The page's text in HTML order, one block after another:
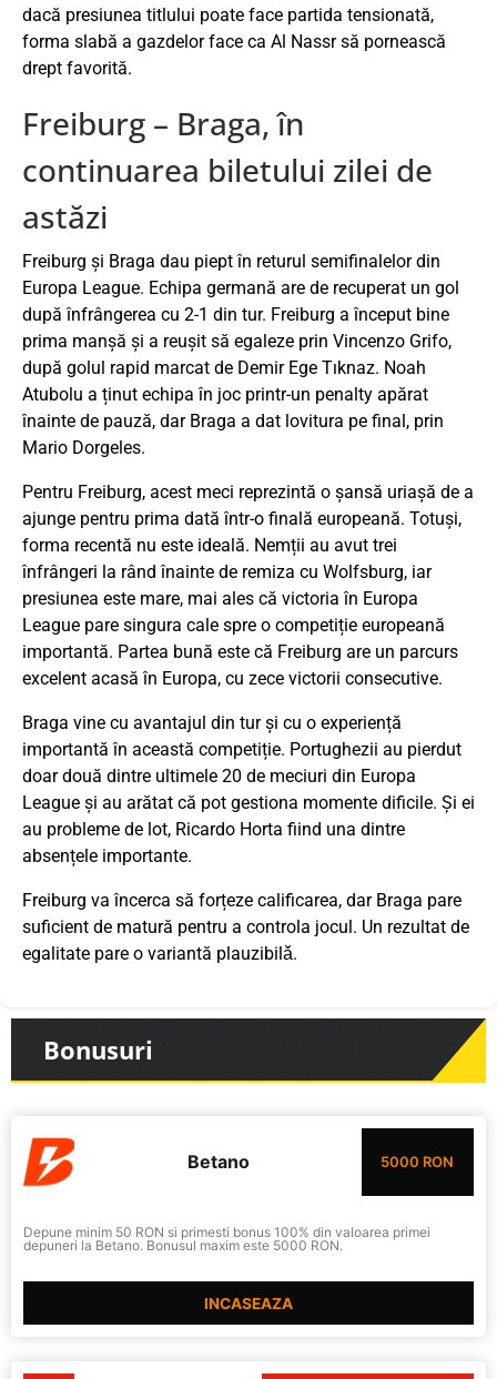
dacă presiunea titlului poate face partida tensionată,
forma slabă a gazdelor face ca Al Nassr să pornească
drept favorită.
Freiburg – Braga, în
continuarea biletului zilei de
astăzi
Freiburg şi Braga dau piept în returul semifinalelor din
Europa League. Echipa germană are de recuperat un gol
după înfrângerea cu 2-1 din tur. Freiburg a început bine
prima manșă și a reușit să egaleze prin Vincenzo Grifo,
după golul rapid marcat de Demir Ege Tıknaz. Noah
Atubolu a ținut echipa în joc printr-un penalty apărat
înainte de pauză, dar Braga a dat lovitura pe final, prin
Mario Dorgeles.
Pentru Freiburg, acest meci reprezintă o șansă uriașă de a
ajunge pentru prima dată într-o finală europeană. Totuși,
forma recentă nu este ideală. Nemții au avut trei
înfrângeri la rând înainte de remiza cu Wolfsburg, iar
presiunea este mare, mai ales că victoria în Europa
League pare singura cale spre o competiție europeană
importantă. Partea bună este că Freiburg are un parcurs
excelent acasă în Europa, cu zece victorii consecutive.
Braga vine cu avantajul din tur și cu o experiență
importantă în această competiție. Portughezii au pierdut
doar două dintre ultimele 20 de meciuri din Europa
League și au arătat că pot gestiona momente dificile. Şi ei
au probleme de lot, Ricardo Horta fiind una dintre
absențele importante.
Freiburg va încerca să forțeze calificarea, dar Braga pare
suficient de matură pentru a controla jocul. Un rezultat de
egalitate pare o variantă plauzibilǎ.
Bonusuri
Betano 5000 RON
Depune minim 50 RON si primesti bonus 100% din valoarea primei
depuneri la Betano. Bonusul maxim este 5000 RON.
INCASEAZA